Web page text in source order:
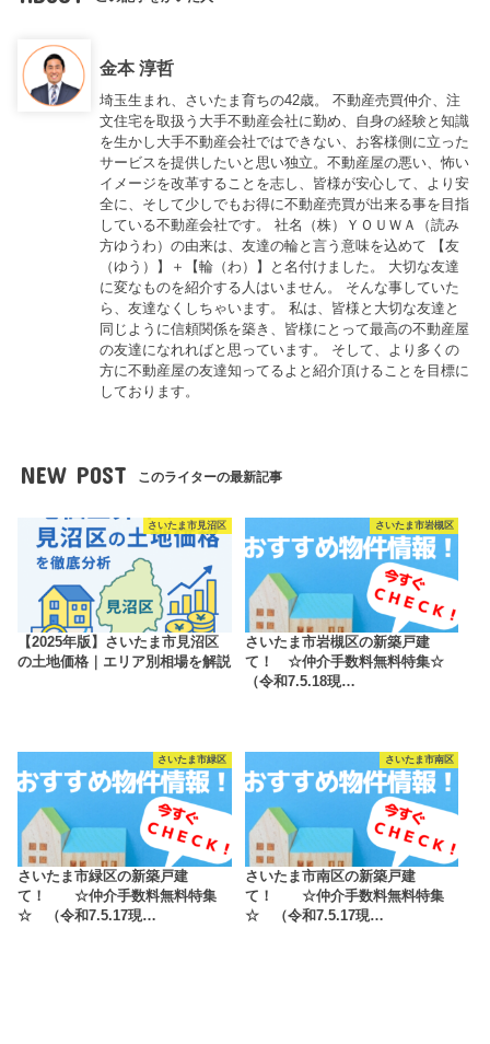
金本 淳哲
埼玉生まれ、さいたま育ちの42歳。 不動産売買仲介、注
文住宅を取扱う大手不動産会社に勤め、自身の経験と知識
を生かし大手不動産会社ではできない、お客様側に立った
サービスを提供したいと思い独立。不動産屋の悪い、怖い
イメージを改革することを志し、皆様が安心して、より安
全に、そして少しでもお得に不動産売買が出来る事を目指
している不動産会社です。 社名（株）ＹＯＵＷＡ（読み
方ゆうわ）の由来は、友達の輪と言う意味を込めて 【友
（ゆう）】＋【輪（わ）】と名付けました。 大切な友達
に変なものを紹介する人はいません。 そんな事していた
ら、友達なくしちゃいます。 私は、皆様と大切な友達と
同じように信頼関係を築き、皆様にとって最高の不動産屋
の友達になれればと思っています。 そして、より多くの
方に不動産屋の友達知ってるよと紹介頂けることを目標に
しております。
NEW POST このライターの最新記事
さいたま市見沼区
【2025年版】さいたま市見沼区
の土地価格｜エリア別相場を解説
さいたま市岩槻区
さいたま市岩槻区の新築戸建
て！ ☆仲介手数料無料特集☆
（令和7.5.18現…
さいたま市緑区
さいたま市緑区の新築戸建
て！ ☆仲介手数料無料特集
☆ （令和7.5.17現…
さいたま市南区
さいたま市南区の新築戸建
て！ ☆仲介手数料無料特集
☆ （令和7.5.17現…